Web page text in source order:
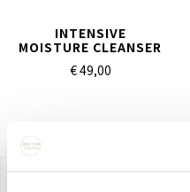
INTENSIVE
MOISTURE CLEANSER
€ 49,00